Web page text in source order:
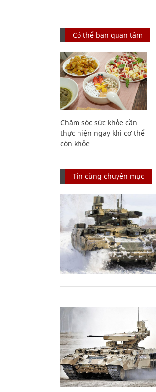
Có thể bạn quan tâm
Chăm sóc sức khỏe cần
thực hiện ngay khi cơ thể
còn khỏe
Tin cùng chuyên mục